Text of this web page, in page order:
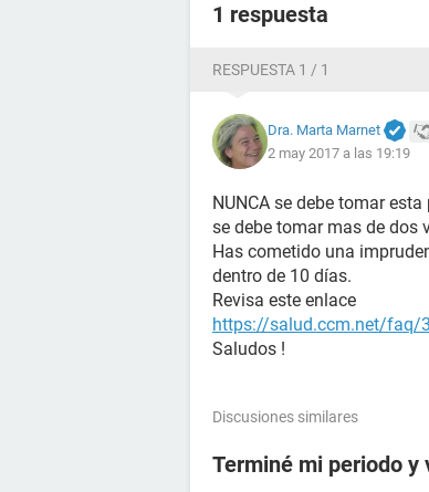
1 respuesta
RESPUESTA 1 / 1
Dra. Marta Marnet
2 may 2017 a las 19:19
NUNCA se debe tomar
se debe tomar mas de dos
Has cometido una
dentro de 10 días.
Revisa este enlace
https://salud.ccm.net/faq/
Saludos !
Discusiones similares
Terminé mi periodo y